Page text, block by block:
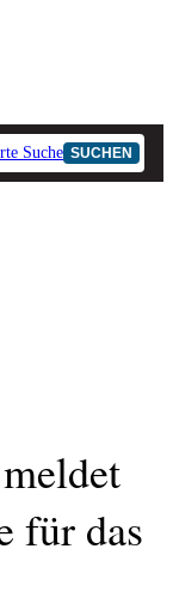
Suche SUCHEN
für das